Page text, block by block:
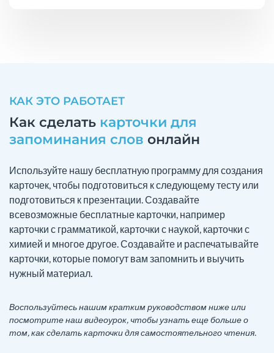
КАК ЭТО РАБОТАЕТ
Как сделать карточки для
запоминания слов онлайн
Используйте нашу бесплатную программу для создания
карточек, чтобы подготовиться к следующему тесту или
подготовиться к презентации. Создавайте
всевозможные бесплатные карточки, например
карточки с грамматикой, карточки с наукой, карточки с
химией и многое другое. Создавайте и распечатывайте
карточки, которые помогут вам запомнить и выучить
нужный материал.
Воспользуйтесь нашим кратким руководством ниже или
посмотрите наш видеоурок, чтобы узнать еще больше о
том, как сделать карточки для самостоятельного чтения.